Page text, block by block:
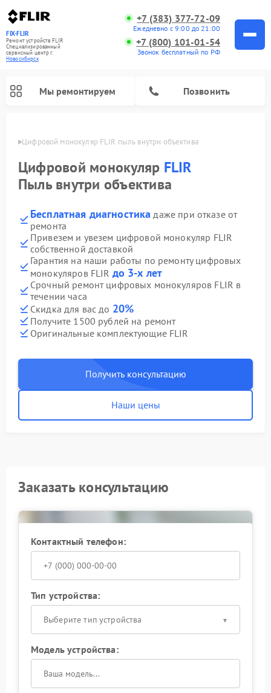
FIX-FLIR
Ремонт устройств FLIR
Специализированный
cервисный центр г.
Новосибирск
+7 (383) 377-72-09
Ежедневно с 9:00 до 21:00
+7 (800) 101-01-54
Звонок бесплатный по РФ
Мы ремонтируем Позвонить
Цифровой монокуляр FLIR пыль внутри объектива
Цифровой монокуляр FLIR
Пыль внутри объектива
Бесплатная диагностика даже при отказе от
ремонта
Привезем и увезем цифровой монокуляр FLIR
собственной доставкой
Гарантия на наши работы по ремонту цифровых
монокуляров FLIR до 3-х лет
Срочный ремонт цифровых монокуляров FLIR в
течении часа
Скидка для вас до 20%
Получите 1500 рублей на ремонт
Оригинальные комплектующие FLIR
Получить консультацию
Наши цены
Заказать консультацию
Контактный телефон:
Тип устройства:
Выберите тип устройства
Модель устройства: